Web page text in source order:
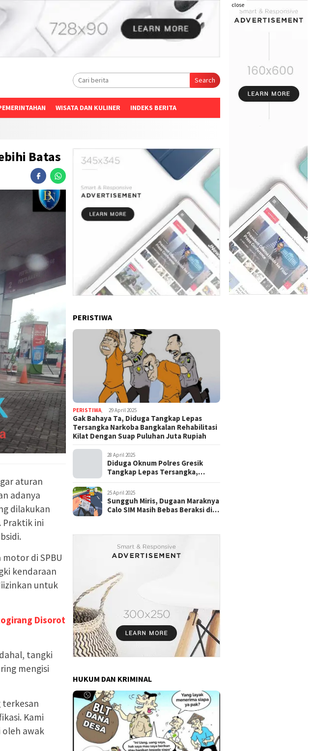
close
Search
WISATA DAN KULINER INDEKS BERITA
Batas
aturan
adanya
dilakukan
Praktik ini
di SPBU
kendaraan
untuk
Disorot
tangki
mengisi
terkesan
Kami
oleh awak
PERISTIWA
PERISTIWA, 29 April 2025
Gak Bahaya Ta, Diduga Tangkap Lepas
Tersangka Narkoba Bangkalan Rehabilitasi
Kilat Dengan Suap Puluhan Juta Rupiah
28 April 2025
Diduga Oknum Polres Gresik
Tangkap Lepas Tersangka,
25 April 2025
Sungguh Miris, Dugaan Maraknya
Calo SIM Masih Bebas Beraksi di
HUKUM DAN KRIMINAL